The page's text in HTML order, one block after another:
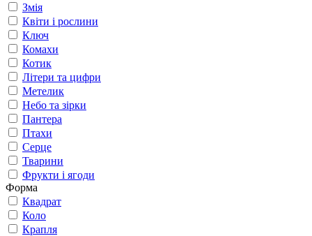
Змія
Квіти і рослини
Ключ
Комахи
Котик
Літери та цифри
Метелик
Небо та зірки
Пантера
Птахи
Серце
Тварини
Фрукти і ягоди
Форма
Квадрат
Коло
Крапля